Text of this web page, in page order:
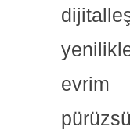
evrim